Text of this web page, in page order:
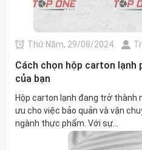
Thứ Năm, 29/08/2024
Cách chọn hộp carton lạnh
của bạn
Hộp carton lạnh đang trở thành
ưu cho việc bảo quản và vận
ngành thực phẩm. Với sự...